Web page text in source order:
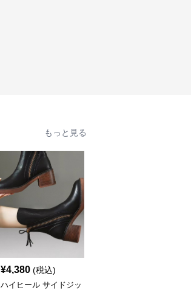
もっと見る
¥4,380 (税込)
ハイヒール サイドジッ